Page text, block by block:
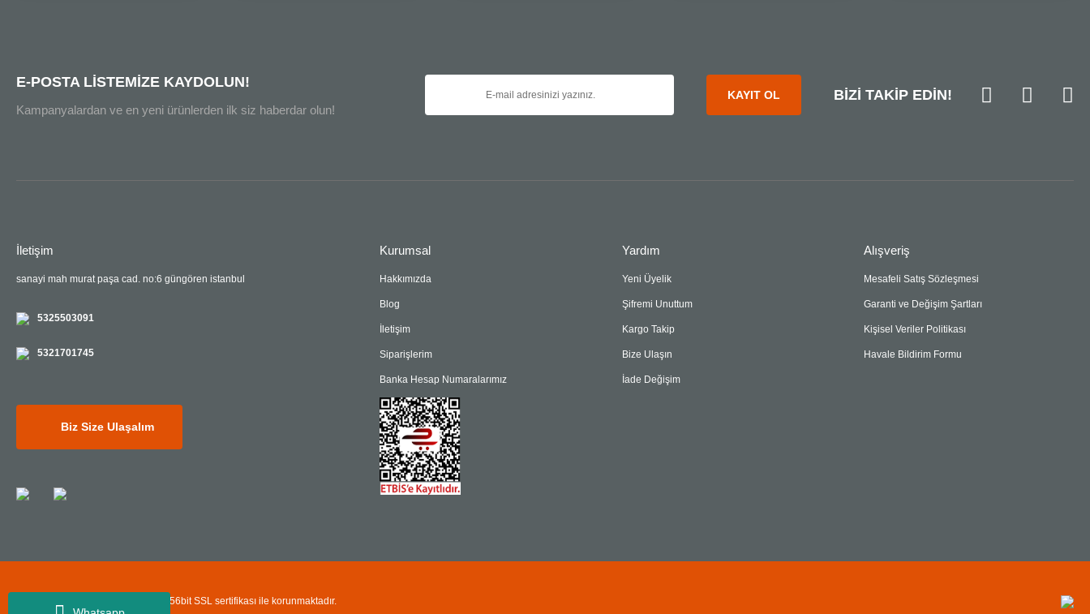
E-POSTA LİSTEMİZE KAYDOLUN!
Kampanyalardan ve en yeni ürünlerden ilk siz haberdar olun!
KAYIT OL BİZİ TAKİP EDİN!
İletişim
sanayi mah murat paşa cad. no:6 güngören istanbul
5325503091
5321701745
Biz Size Ulaşalım
Kurumsal
Hakkımızda
Blog
İletişim
Siparişlerim
Banka Hesap Numaralarımız
Yardım
Yeni Üyelik
Şifremi Unuttum
Kargo Takip
Bize Ulaşın
İade Değişim
Alışveriş
Mesafeli Satış Sözleşmesi
Garanti ve Değişim Şartları
Kişisel Veriler Politikası
Havale Bildirim Formu
Copyright© Kredi kartı bilgileriniz 256bit SSL sertifikası ile korunmaktadır.